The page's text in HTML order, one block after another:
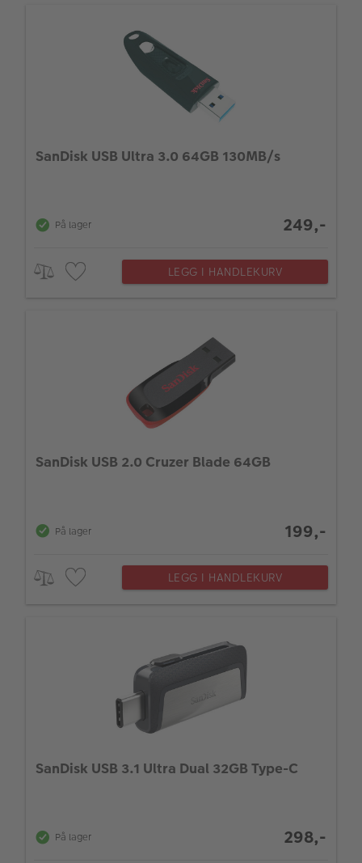
Inspirasjon
SanDisk USB Ultra 3.0 64GB 130MB/s
På lager 249,-
LEGG I HANDLEKURV
SanDisk USB 2.0 Cruzer Blade 64GB
På lager 199,-
LEGG I HANDLEKURV
SanDisk USB 3.1 Ultra Dual 32GB Type-C
På lager 298,-